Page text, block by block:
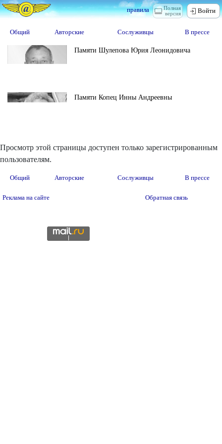
Полная
версия
правила Войти
Общий Авторские Сослуживцы В прессе
Памяти Шулепова Юрия Леонидовича
Памяти Копец Инны Андреевны
Просмотр этой страницы доступен только зарегистрированным
пользователям.
Общий Авторские Сослуживцы В прессе
Реклама на сайте Обратная связь